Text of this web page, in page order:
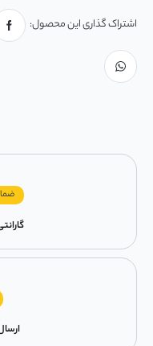
اشتراک گذاری این محصول:
ارسال 24 ساعته